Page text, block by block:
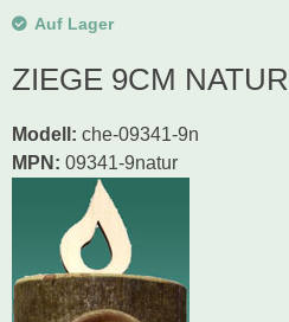
Auf Lager
ZIEGE 9CM NATUR
Modell : che-09341-9n
MPN: 09341-9natur